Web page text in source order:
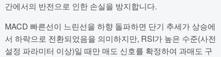
간에서의 반전으로 인한 손실을 방지합니다.
MACD 빠른선이 느린선을 하향 돌파하면 단기 추세가 상승에
서 하락으로 전환되었음을 의미하지만, RSI가 높은 수준(사전
설정 파라미터 이상)일 때만 매도 신호를 확정하여 과매도 구